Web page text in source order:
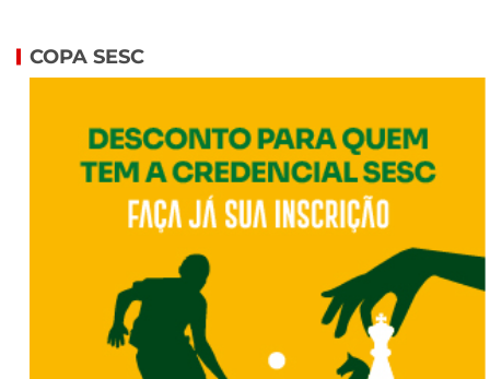
COPA SESC